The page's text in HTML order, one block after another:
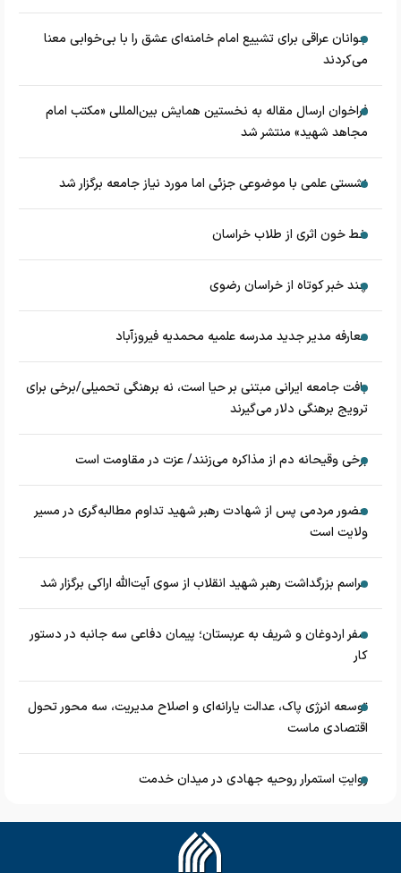
جوانان عراقی برای تشییع امام خامنه‌ای عشق را با بی‌خوابی معنا
می‌کردند
فراخوان ارسال مقاله به نخستین همایش بین‌المللی «مکتب امام
مجاهد شهید» منتشر شد
نشستی علمی با موضوعی جزئی اما مورد نیاز جامعه برگزار شد
خط خون اثری از طلاب خراسان
چند خبر کوتاه از خراسان رضوی
معارفه مدیر جدید مدرسه علمیه محمدیه فیروزآباد
بافت جامعه ایرانی مبتنی بر حیا است، نه برهنگی تحمیلی/برخی برای
ترویج برهنگی دلار می‌گیرند
برخی وقیحانه دم از مذاکره می‌زنند/ عزت در مقاومت است
حضور مردمی پس از شهادت رهبر شهید تداوم مطالبه‌گری در مسیر
ولایت است
مراسم بزرگداشت رهبر شهید انقلاب از سوی آیت‌الله اراکی برگزار شد
سفر اردوغان و شریف به عربستان؛ پیمان دفاعی سه جانبه در دستور
کار
توسعه انرژی پاک، عدالت یارانه‌ای و اصلاح مدیریت، سه محور تحول
اقتصادی ماست
روایتِ استمرار روحیه جهادی در میدان خدمت